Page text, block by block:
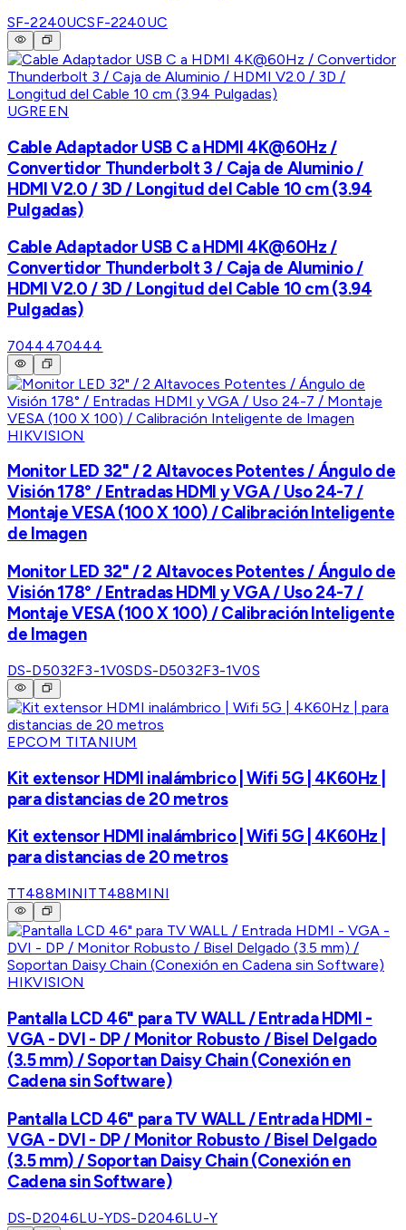
SF-2240UCSF-2240UC
UGREEN
Cable Adaptador USB C a HDMI 4K@60Hz /
Convertidor Thunderbolt 3 / Caja de Aluminio /
HDMI V2.0 / 3D / Longitud del Cable 10 cm (3.94
Pulgadas)
Cable Adaptador USB C a HDMI 4K@60Hz /
Convertidor Thunderbolt 3 / Caja de Aluminio /
HDMI V2.0 / 3D / Longitud del Cable 10 cm (3.94
Pulgadas)
7044470444
HIKVISION
Monitor LED 32" / 2 Altavoces Potentes / Ángulo de
Visión 178° / Entradas HDMI y VGA / Uso 24-7 /
Montaje VESA (100 X 100) / Calibración Inteligente
de Imagen
Monitor LED 32" / 2 Altavoces Potentes / Ángulo de
Visión 178° / Entradas HDMI y VGA / Uso 24-7 /
Montaje VESA (100 X 100) / Calibración Inteligente
de Imagen
DS-D5032F3-1V0SDS-D5032F3-1V0S
EPCOM TITANIUM
Kit extensor HDMI inalámbrico | Wifi 5G | 4K60Hz |
para distancias de 20 metros
Kit extensor HDMI inalámbrico | Wifi 5G | 4K60Hz |
para distancias de 20 metros
TT488MINITT488MINI
HIKVISION
Pantalla LCD 46" para TV WALL / Entrada HDMI -
VGA - DVI - DP / Monitor Robusto / Bisel Delgado
(3.5 mm) / Soportan Daisy Chain (Conexión en
Cadena sin Software)
Pantalla LCD 46" para TV WALL / Entrada HDMI -
VGA - DVI - DP / Monitor Robusto / Bisel Delgado
(3.5 mm) / Soportan Daisy Chain (Conexión en
Cadena sin Software)
DS-D2046LU-YDS-D2046LU-Y